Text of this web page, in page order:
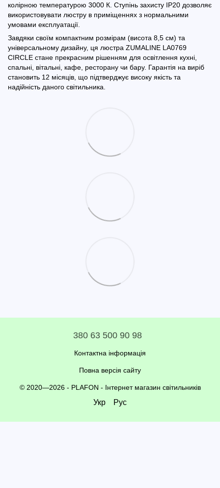
колірною температурою 3000 К. Ступінь захисту IP20 дозволяє
використовувати люстру в приміщеннях з нормальними
умовами експлуатації.
Завдяки своїм компактним розмірам (висота 8,5 см) та
універсальному дизайну, ця люстра ZUMALINE LA0769
CIRCLE стане прекрасним рішенням для освітлення кухні,
спальні, вітальні, кафе, ресторану чи бару. Гарантія на виріб
становить 12 місяців, що підтверджує високу якість та
надійність даного світильника.
380 63 500 90 98
Контактна інформація
Повна версія сайту
© 2020—2026 - PLAFON - Інтернет магазин світильників
Укр Рус